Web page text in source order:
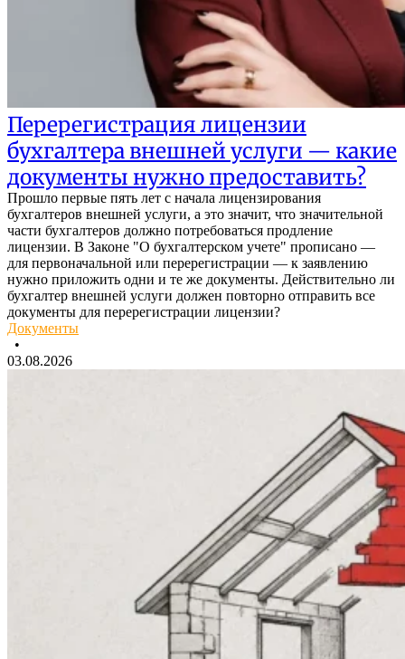
Перерегистрация лицензии
бухгалтера внешней услуги — какие
документы нужно предоставить?
Прошло первые пять лет с начала лицензирования
бухгалтеров внешней услуги, а это значит, что значительной
части бухгалтеров должно потребоваться продление
лицензии. В Законе "О бухгалтерском учете" прописано —
для первоначальной или перерегистрации — к заявлению
нужно приложить одни и те же документы. Действительно ли
бухгалтер внешней услуги должен повторно отправить все
документы для перерегистрации лицензии?
Документы
•
03.08.2026